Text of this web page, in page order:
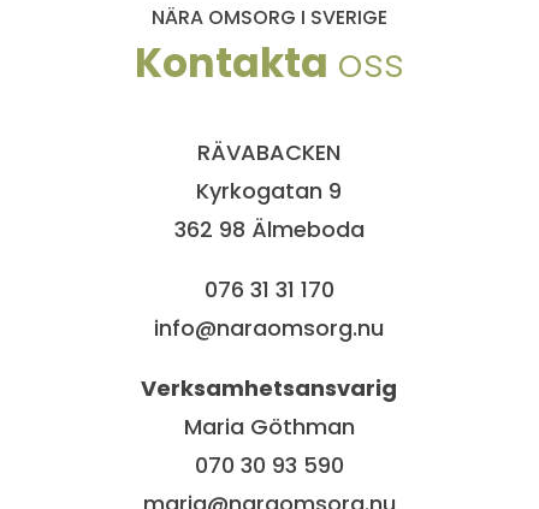
NÄRA OMSORG I SVERIGE
Kontakta oss
RÄVABACKEN
Kyrkogatan 9
362 98 Älmeboda
076 31 31 170
info@naraomsorg.nu
Verksamhetsansvarig
Maria Göthman
070 30 93 590